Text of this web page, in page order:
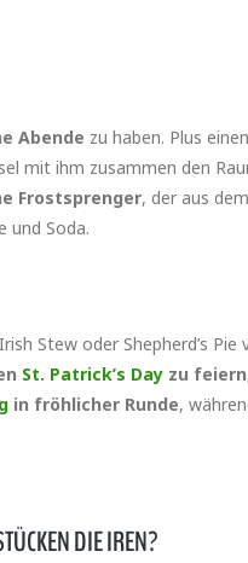
Abende zu haben. Plus einen
mit ihm zusammen den
Frostsprenger, der aus dem
und Soda.
Stew oder Shepherd’s Pie
St. Patrick’s Day zu feiern
in fröhlicher Runde,
DIE IREN?